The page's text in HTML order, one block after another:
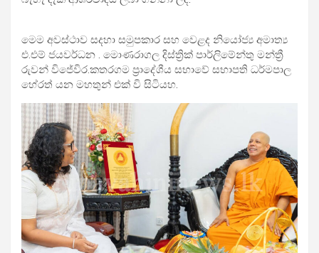
මෙම අවස්ථාව සදහා සමුපකාර සහ වෙළද නියෝජ්‍ය අමාත්‍ය
එ.එම් ජයවර්ධන . මොණරාගල දිස්ත්‍රික් පාර්ලිමේන්තු මන්ත්‍රී
රුවන් විජේවිර.කතරගම ප්‍රාදේශීය සභාවේ සභාපති ධර්මපාල
හේරත් යන මහතුන් එක් වි සිටියහ.